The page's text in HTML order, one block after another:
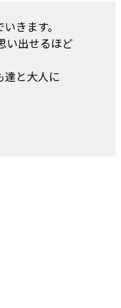
きます。
い出せるほど
達と大人に